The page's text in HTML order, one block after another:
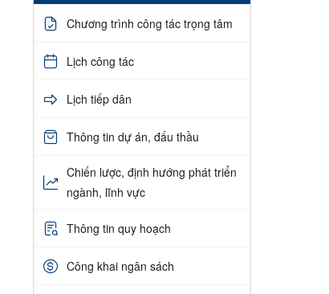
Chương trình công tác trọng tâm
Lịch công tác
Lịch tiếp dân
Thông tin dự án, đấu thầu
Chiến lược, định hướng phát triển
ngành, lĩnh vực
Thông tin quy hoạch
Công khai ngân sách